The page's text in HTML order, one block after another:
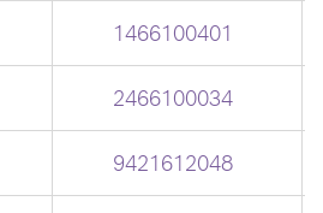
1466100401
2466100034
9421612048